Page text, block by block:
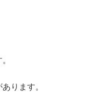
ります。